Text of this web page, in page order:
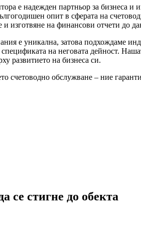
е надежден партньор за бизнеса
опит в сферата на
и изготвяне на финансови отчети до
е уникална, затова подхождаме
спецификата на неговата дейност.
развитието на бизнеса си.
счетоводно обслужване – ние
се стигне до обекта